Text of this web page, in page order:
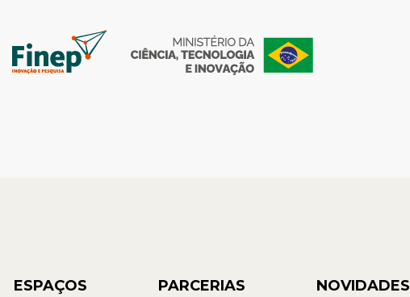
ESPAÇOS PARCERIAS NOVIDADES